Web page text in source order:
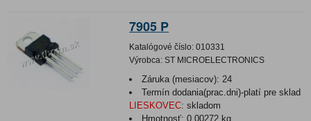
7905 P
Katalógové číslo: 010331
Výrobca: ST MICROELECTRONICS
Záruka (mesiacov): 24
Termín dodania(prac.dni)-platí pre sklad
LIESKOVEC: skladom
Hmotnosť:0,00272 kg